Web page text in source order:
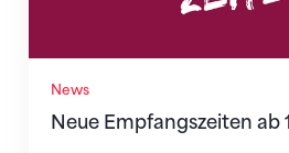
News
Neue Empfangszeiten ab